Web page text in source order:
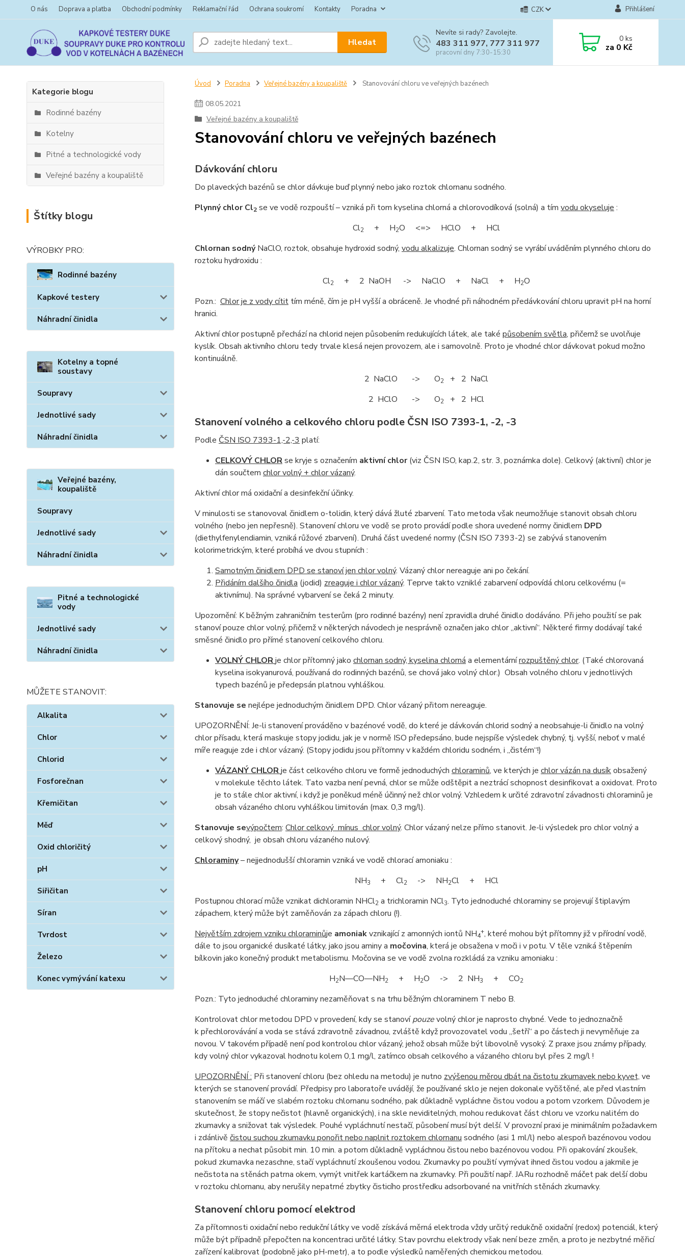
O nás Doprava a platba Obchodní podmínky Reklamační řád Ochrana soukromí Kontakty Poradna CZK Přihlášení
Hledat
Nevíte si rady? Zavolejte.
483 311 977, 777 311 977
pracovní dny 7:30-15:30
0ks
za 0 Kč
Kategorie blogu
Rodinné bazény
Kotelny
Pitné a technologické vody
Veřejné bazény a koupaliště
Štítky blogu
VÝROBKY PRO:
Rodinné bazény
Kapkové testery
Náhradní činidla
Kotelny a topné
soustavy
Soupravy
Jednotlivé sady
Náhradní činidla
Veřejné bazény,
koupaliště
Soupravy
Jednotlivé sady
Náhradní činidla
Pitné a technologické
vody
Jednotlivé sady
Náhradní činidla
MŮŽETE STANOVIT:
Alkalita
Chlor
Chlorid
Fosforečnan
Křemičitan
Měď
Oxid chloričitý
pH
Siřičitan
Síran
Tvrdost
Železo
Konec vymývání katexu
Úvod Poradna Veřejné bazény a koupaliště Stanovování chloru ve veřejných bazénech
08.05.2021
Veřejné bazény a koupaliště
Stanovování chloru ve veřejných bazénech
Dávkování chloru
Do plaveckých bazénů se chlor dávkuje buď plynný nebo jako roztok chlornanu sodného.
Plynný chlor Cl2se ve vodě rozpouští – vzniká při tom kyselina chlorná a chlorovodíková (solná) a tím vodu okyseluje :
Cl2 + H2O <=> HClO + HCl
Chlornan sodnýNaClO, roztok, obsahuje hydroxid sodný, vodu alkalizuje. Chlornan sodný se vyrábí uváděním plynného chloru do
roztoku hydroxidu :
Cl2 + 2 NaOH -> NaClO + NaCl + H2O
Pozn.: Chlor je z vody cítittím méně, čím je pH vyšší a obráceně. Je vhodné při náhodném předávkování chloru upravit pH na horní
hranici.
Aktivní chlor postupně přechází na chlorid nejen působením redukujících látek, ale také působením světla, přičemž se uvolňuje
kyslík. Obsah aktivního chloru tedy trvale klesá nejen provozem, ale i samovolně. Proto je vhodné chlor dávkovat pokud možno
kontinuálně.
2 NaClO -> O2
+ 2 NaCl
2 HClO -> O2 + 2 HCl
Stanovení volného a celkového chloru podle ČSN ISO 7393-1, -2, -3
Podle ČSN ISO 7393-1,-2,-3 platí:
CELKOVÝ CHLORse kryje s označením aktivní chlor(viz ČSN ISO, kap.2, str. 3, poznámka dole). Celkový (aktivní) chlor je
dán součtem chlor volný + chlor vázaný.
Aktivní chlor má oxidační a desinfekční účinky.
V minulosti se stanovoval činidlem o-tolidin, který dává žluté zbarvení. Tato metoda však neumožňuje stanovit obsah chloru
volného (nebo jen nepřesně). Stanovení chloru ve vodě se proto provádí podle shora uvedené normy činidlem DPD
(diethylfenylendiamin, vzniká růžové zbarvení). Druhá část uvedené normy (ČSN ISO 7393-2) se zabývá stanovením
kolorimetrickým, které probíhá ve dvou stupních :
Samotným činidlem DPD se stanoví jen chlor volný. Vázaný chlor nereaguje ani po čekání.
Přidáním dalšího činidla (jodid) zreaguje i chlor vázaný. Teprve takto vzniklé zabarvení odpovídá chloru celkovému (=
aktivnímu). Na správné vybarvení se čeká 2 minuty.
Upozornění: K běžným zahraničním testerům (pro rodinné bazény) není zpravidla druhé činidlo dodáváno. Při jeho použití se pak
stanoví pouze chlor volný, přičemž v některých návodech je nesprávně označen jako chlor „aktivní“. Některé firmy dodávají také
směsné činidlo pro přímé stanovení celkového chloru.
VOLNÝ CHLORje chlor přítomný jako chlornan sodný, kyselina chlorná a elementárnírozpuštěný chlor. (Také chlorovaná
kyselina isokyanurová, používaná do rodinných bazénů, se chová jako volný chlor.) Obsah volného chloru v jednotlivých
typech bazénů je předepsán platnou vyhláškou.
Stanovuje se nejlépe jednoduchým činidlem DPD. Chlor vázaný přitom nereaguje.
UPOZORNĚNÍ: Je-li stanovení prováděno v bazénové vodě, do které je dávkován chlorid sodný a neobsahuje-li činidlo na volný
chlor přísadu, která maskuje stopy jodidu, jak je v normě ISO předepsáno, bude nejspíše výsledek chybný, tj. vyšší, neboť v malé
míře reaguje zde i chlor vázaný. (Stopy jodidu jsou přítomny v každém chloridu sodném, i „čistém“!)
VÁZANÝ CHLORje část celkového chloru ve formě jednoduchých chloraminů, ve kterých je chlor vázán na dusíkobsažený
v molekule těchto látek. Tato vazba není pevná, chlor se může odštěpit a neztrácí schopnost desinfikovat a oxidovat. Proto
je to stále chlor aktivní, i když je poněkud méně účinný než chlor volný. Vzhledem k určité zdravotní závadnosti chloraminů je
obsah vázaného chloru vyhláškou limitován (max. 0,3 mg/l).
Stanovuje sevýpočtem: Chlor celkový mínus chlor volný. Chlor vázaný nelze přímo stanovit. Je-li výsledek pro chlor volný a
celkový shodný, je obsah chloru vázaného nulový.
Chloraminy– nejjednodušší chloramin vzniká ve vodě chlorací amoniaku :
NH3 + Cl2 -> NH2Cl + HCl
Postupnou chlorací může vznikat dichloramin NHCl2 a trichloramin NCl3. Tyto jednoduché chloraminy se projevují štiplavým
zápachem, který může být zaměňován za zápach chloru (!).
Největším zdrojem vzniku chloraminůje amoniakvznikající z amonných iontů NH4
+, které mohou být přítomny již v přírodní vodě,
dále to jsou organické dusíkaté látky, jako jsou aminy a močovina, která je obsažena v moči i v potu. V těle vzniká štěpením
bílkovin jako konečný produkt metabolismu. Močovina se ve vodě zvolna rozkládá za vzniku amoniaku :
H2N—CO—NH2 + H2O -> 2 NH3 + CO2
Pozn.: Tyto jednoduché chloraminy nezaměňovat s na trhu běžným chloraminem T nebo B.
Kontrolovat chlor metodou DPD v provedení, kdy se stanovípouzevolný chlor je naprosto chybné. Vede to jednoznačně
k přechlorovávání a voda se stává zdravotně závadnou, zvláště když provozovatel vodu „šetří“ a po částech ji nevyměňuje za
novou. V takovém případě není pod kontrolou chlor vázaný, jehož obsah může být libovolně vysoký. Z praxe jsou známy případy,
kdy volný chlor vykazoval hodnotu kolem 0,1 mg/l, zatímco obsah celkového a vázaného chloru byl přes 2 mg/l !
UPOZORNĚNÍ : Při stanovení chloru (bez ohledu na metodu) je nutno zvýšenou měrou dbát na čistotu zkumavek nebo kyvet, ve
kterých se stanovení provádí. Předpisy pro laboratoře uvádějí, že používané sklo je nejen dokonale vyčištěné, ale před vlastním
stanovením se máčí ve slabém roztoku chlornanu sodného, pak důkladně vypláchne čistou vodou a potom vzorkem. Důvodem je
skutečnost, že stopy nečistot (hlavně organických), i na skle neviditelných, mohou redukovat část chloru ve vzorku nalitém do
zkumavky a snižovat tak výsledek. Pouhé vypláchnutí nestačí, působení musí být delší. V provozní praxi je minimálním požadavkem
i zdánlivě čistou suchou zkumavku ponořit nebo naplnit roztokem chlornanu sodného (asi 1 ml/l) nebo alespoň bazénovou vodou
na přítoku a nechat působit min. 10 min. a potom důkladně vypláchnou čistou nebo bazénovou vodou. Při opakování zkoušek,
pokud zkumavka nezaschne, stačí vypláchnutí zkoušenou vodou. Zkumavky po použití vymývat ihned čistou vodou a jakmile je
nečistota na stěnách patrna okem, vymýt vnitřek kartáčkem na zkumavky. Při použití např. JARu rozhodně máčet pak delší dobu
v roztoku chlornanu, aby nerušily nepatrné zbytky čisticího prostředku adsorbované na vnitřních stěnách zkumavky.
Stanovení chloru pomocí elektrod
Za přítomnosti oxidační nebo redukční látky ve vodě získává měrná elektroda vždy určitý redukčně oxidační (redox) potenciál, který
může být případně přepočten na koncentraci určité látky. Stav povrchu elektrody však není beze změn, a proto je nezbytné měřicí
zařízení kalibrovat (podobně jako pH-metr), a to podle výsledků naměřených chemickou metodou.